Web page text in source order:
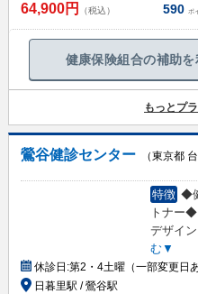
64,900円 （税込） 590 ポ
健康保険組合の補助
もっとプ
鶯谷健診センター
（東京都
特徴 ◆
トナー
デザイ
む▼
休診日:第2・4土曜（一部変更日
日暮里駅 / 鶯谷駅